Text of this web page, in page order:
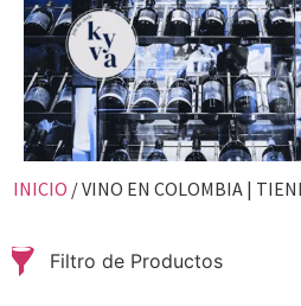
INICIO / VINO EN COLOMBIA |
Filtro de Productos